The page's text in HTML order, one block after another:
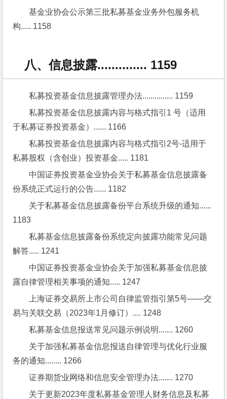
基金业协会公示第三批私募基金业务外包服务机
构..... 1158
八、信息披露.............. 1159
私募投资基金信息披露管理办法............... 1159
私募投资基金信息披露内容与格式指引1 号（适用
于私募证券投资基金）...... 1166
私募投资基金信息披露内容与格式指引2号-适用于
私募股权（含创业）投资基金..... 1181
中国证券投资基金业协会关于私募基金信息披露备
份系统正式运行的公告...... 1182
关于私募基金信息披露备份平台系统升级的通知......
1183
私募基金信息披露备份系统定向披露功能常见问题
解答..... 1241
中国证券投资基金业协会关于加强私募基金信息披
露自律管理相关事项的通知..... 1247
上海证券交易所上市公司自律监管指引第5号——交
易与关联交易（2023年1月修订）.... 1248
私募基金信息报送常见问题示例说明....... 1260
关于加强私募基金信息报送自律管理与优化行业服
务的通知........ 1266
证券期货业网络和信息安全管理办法....... 1270
关于更新2023年度私募基金管理人财务信息及私募